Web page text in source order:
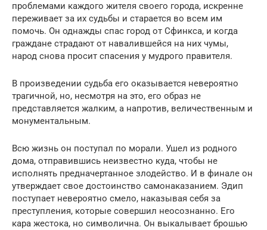
проблемами каждого жителя своего города, искренне
переживает за их судьбы и старается во всем им
помочь. Он однажды спас город от Сфинкса, и когда
граждане страдают от навалившейся на них чумы,
народ снова просит спасения у мудрого правителя.
В произведении судьба его оказывается невероятно
трагичной, но, несмотря на это, его образ не
представляется жалким, а напротив, величественным и
монументальным.
Всю жизнь он поступал по морали. Ушел из родного
дома, отправившись неизвестно куда, чтобы не
исполнять предначертанное злодейство. И в финале он
утверждает свое достоинство самонаказанием. Эдип
поступает невероятно смело, наказывая себя за
преступления, которые совершил неосознанно. Его
кара жестока, но символична. Он выкалывает брошью